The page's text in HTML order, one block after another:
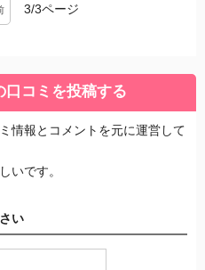
そしたらコーディネーターが
遅れたのか今でも疑問で
ったですし、お金に余裕があ
り言って派遣会社としてあり
まるまでに一か月半もかか
ループ会社だかなんだか知り
いたいです。
3/3ページ
口コミを投稿する
情報とコメントを元に運営して
いです。
い